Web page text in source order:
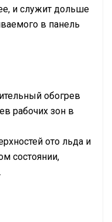
и служит дольше
в панель
обогрев
рабочих зон в
ото льда и
состоянии,